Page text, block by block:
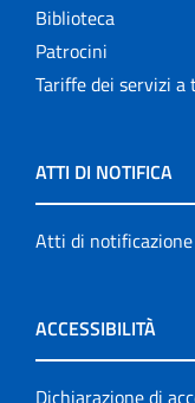
Biblioteca
Patrocini
Tariffe dei servizi a
ATTI DI NOTIFICA
Atti di
ACCESSIBILITÀ
Dichiarazione di